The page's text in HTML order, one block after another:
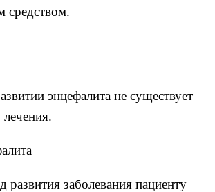
средством.
энцефалита не существует
развития заболевания пациенту